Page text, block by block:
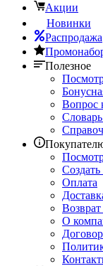
Акции
Новинки
Распродажа
Полезное
Вопрос
Оплата
Возврат
О